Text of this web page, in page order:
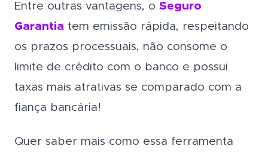
Entre outras vantagens, o Seguro
Garantia tem emissão rápida, respeitando
os prazos processuais, não consome o
limite de crédito com o banco e possui
taxas mais atrativas se comparado com a
fiança bancária!
Quer saber mais como essa ferramenta